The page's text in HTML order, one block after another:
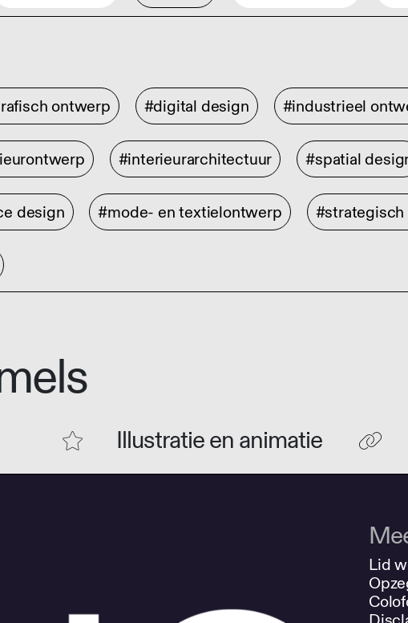
ontwerp #digital design #industrieel
#interieurarchitectuur #spatial
design #mode- en textielontwerp #strategisch
Illustratie en animatie
Lid